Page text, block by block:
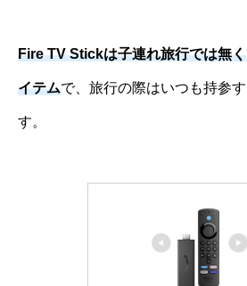
Fire TV Stickは子連れ旅行では無
イテムで、旅行の際はいつも持参
す。